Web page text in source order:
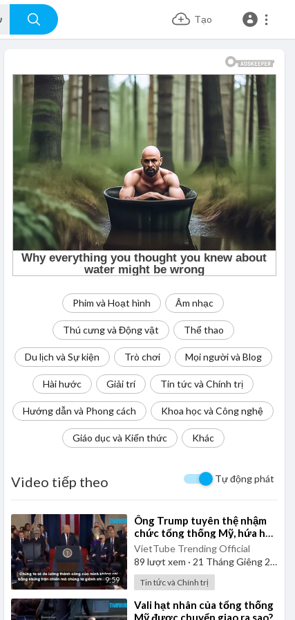
Tạo
Phim và Hoạt hình Âm nhạc
Thú cưng và Động vật Thể thao
Du lịch và Sự kiện Trò chơi Mọi người và Blog
Hài hước Giải trí Tin tức và Chính trị
Hướng dẫn và Phong cách Khoa học và Công nghệ
Giáo dục và Kiến thức Khác
Video tiếp theo Tự động phát
9:59
⁣Ông Trump tuyên thệ nhậm
chức tổng thống Mỹ, hứa hẹn
thời đại "hoàng kim"
VietTube Trending Official
89 lượt xem · 21 Tháng Giêng 2025
Tin tức và Chính trị
⁣Vali hạt nhân của tổng thống
Mỹ được chuyển giao ra sao?